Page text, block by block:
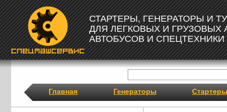
СТАРТЕРЫ, ГЕНЕРАТОРЫ И
ДЛЯ ЛЕГКОВЫХ И ГРУЗОВЫХ
АВТОБУСОВ И СПЕЦТЕХНИКИ
Главная Генераторы Стартеры